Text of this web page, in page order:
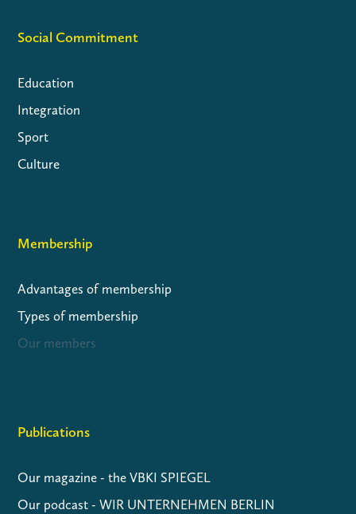
Social Commitment
Education
Integration
Sport
Culture
Membership
Advantages of membership
Types of membership
Our members
Publications
Our magazine - the VBKI SPIEGEL
Our podcast - WIR UNTERNEHMEN BERLIN